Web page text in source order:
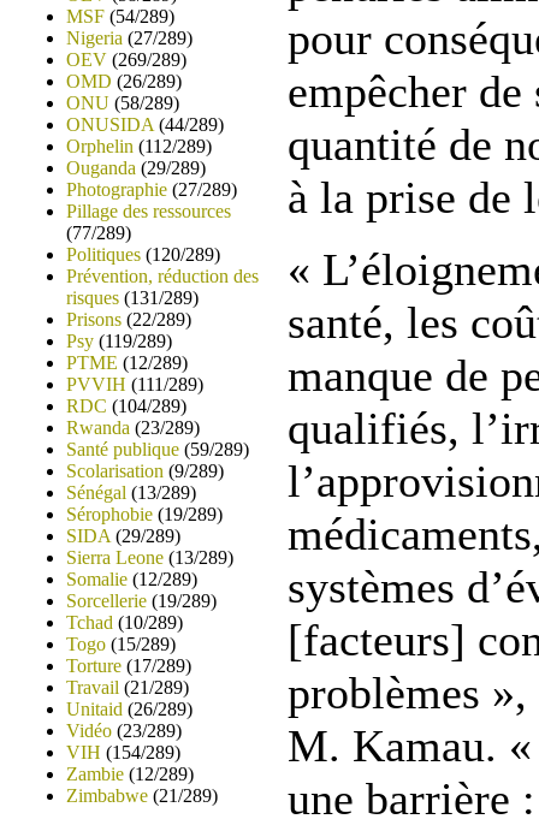
MSF (54/289)
Nigeria (27/289)
OEV (269/289)
OMD (26/289)
ONU (58/289)
ONUSIDA (44/289)
Orphelin (112/289)
Ouganda (29/289)
Photographie (27/289)
Pillage des ressources
(77/289)
Politiques (120/289)
Prévention, réduction des
risques (131/289)
Prisons (22/289)
Psy (119/289)
PTME (12/289)
PVVIH (111/289)
RDC (104/289)
Rwanda (23/289)
Santé publique (59/289)
Scolarisation (9/289)
Sénégal (13/289)
Sérophobie (19/289)
SIDA (29/289)
Sierra Leone (13/289)
Somalie (12/289)
Sorcellerie (19/289)
Tchad (10/289)
Togo (15/289)
Torture (17/289)
Travail (21/289)
Unitaid (26/289)
Vidéo (23/289)
VIH (154/289)
Zambie (12/289)
Zimbabwe (21/289)
pour
empêcher
quantité de
à la prise de
«
santé, les
manque de
qualifiés,
systèmes
[facteurs]
problèmes »,
M. Kamau.
une barrière